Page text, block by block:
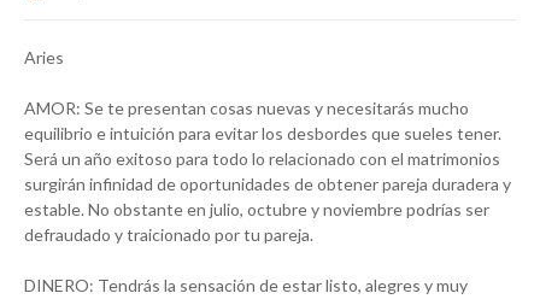
Aries
AMOR: Se te presentan cosas nuevas y necesitarás mucho
equilibrio e intuición para evitar los desbordes que sueles tener.
Será un año exitoso para todo lo relacionado con el matrimonios
surgirán infinidad de oportunidades de obtener pareja duradera y
estable. No obstante en julio, octubre y noviembre podrías ser
defraudado y traicionado por tu pareja.
DINERO: Tendrás la sensación de estar listo, alegres y muy